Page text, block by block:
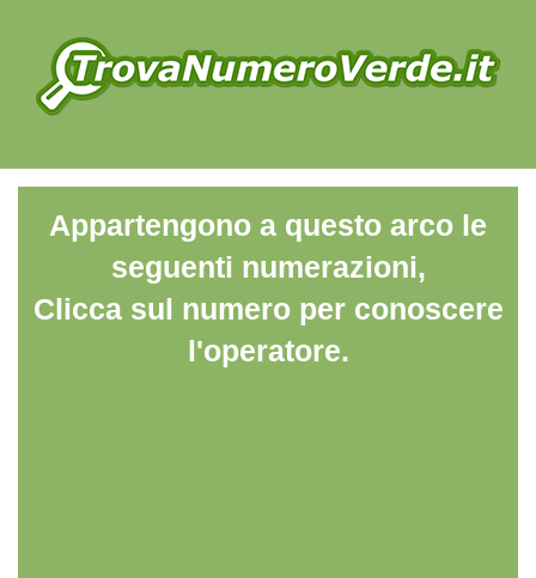
Appartengono a questo arco le
seguenti numerazioni,
Clicca sul numero per conoscere
l'operatore.